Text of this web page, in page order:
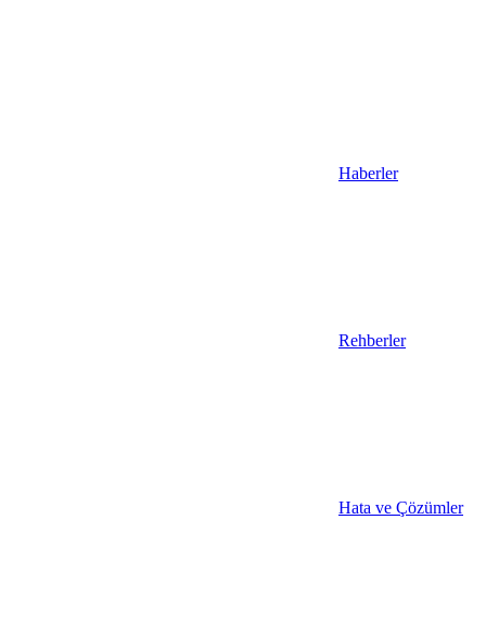
Haberler
Rehberler
Hata ve Çözümler